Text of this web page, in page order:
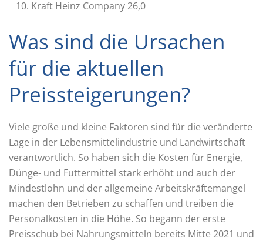
Kraft Heinz Company 26,0
Was sind die Ursachen
für die aktuellen
Preissteigerungen?
Viele große und kleine Faktoren sind für die veränderte
Lage in der Lebensmittelindustrie und Landwirtschaft
verantwortlich. So haben sich die Kosten für Energie,
Dünge- und Futtermittel stark erhöht und auch der
Mindestlohn und der allgemeine Arbeitskräftemangel
machen den Betrieben zu schaffen und treiben die
Personalkosten in die Höhe. So begann der erste
Preisschub bei Nahrungsmitteln bereits Mitte 2021 und